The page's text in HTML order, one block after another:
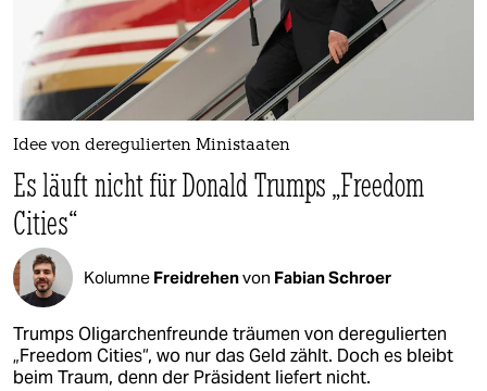
veranstaltungen
shop
fragen & hilfe
unterstützen
abo
genossenschaft
epaper login
Idee von deregulierten Ministaaten
Es läuft nicht für Donald Trumps „Freedom
Cities“
Kolumne Freidrehenvon Fabian Schroer
Trumps Oligarchenfreunde träumen von deregulierten
„Freedom Cities“, wo nur das Geld zählt. Doch es bleibt
beim Traum, denn der Präsident liefert nicht.